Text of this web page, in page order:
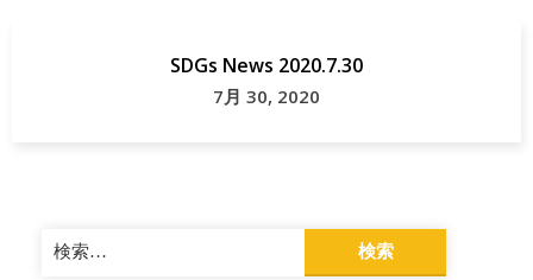
SDGs News 2020.7.30
7月 30, 2020
検
索: